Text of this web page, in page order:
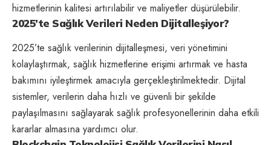
hizmetlerinin kalitesi artırılabilir ve maliyetler düşürülebilir.
2025’te Sağlık Verileri Neden Dijitalleşiyor?
2025’te sağlık verilerinin dijitalleşmesi, veri yönetimini
kolaylaştırmak, sağlık hizmetlerine erişimi artırmak ve hasta
bakımını iyileştirmek amacıyla gerçekleştirilmektedir. Dijital
sistemler, verilerin daha hızlı ve güvenli bir şekilde
paylaşılmasını sağlayarak sağlık profesyonellerinin daha etkili
kararlar almasına yardımcı olur.